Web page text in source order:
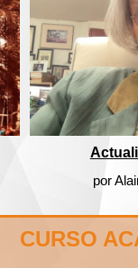
por
CURSO